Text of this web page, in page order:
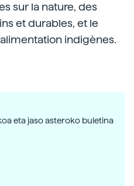
sur la nature, des
et durables, et le
indigènes.
eta jaso asteroko buletina